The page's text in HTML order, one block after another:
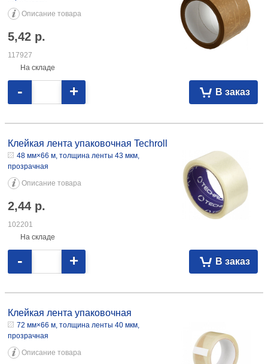
Описание товара
5,42 р.
117927
На складе
В заказ
- +
мкм, прозрачная 2,44 102201
Клейкая лента упаковочная Techroll
48 мм×66 м, толщина ленты 43 мкм,
прозрачная
Описание товара
2,44 р.
102201
На складе
В заказ
- +
прозрачная 3,40 109621
Клейкая лента упаковочная
72 мм×66 м, толщина ленты 40 мкм,
прозрачная
Описание товара